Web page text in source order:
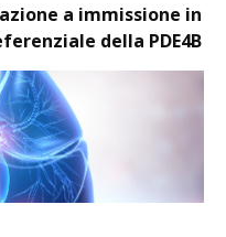
a immissione in
della PDE4B